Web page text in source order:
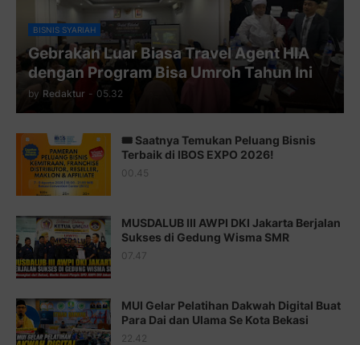
Juz 10 ⇨http://j.mp/2bHfyUH
Juz 11 ⇨http://j.mp/2bHf80y
Juz 13 ⇨http://j.mp/2bFTiKQ
Juz 14 ⇨http://j.mp/2b8SUTA
Juz 15 ⇨http://j.mp/2bFRQIM
Juz 17 ⇨http://j.mp/2brHsFz
Juz 18 ⇨http://j.mp/2b8SCfc
Juz 19 ⇨http://j.mp/2bFSq95
Juz 20 ⇨http://j.mp/2brI1zc
BISNIS SYARIAH
Gebrakan Luar Biasa Travel Agent HIA
dengan Program Bisa Umroh Tahun Ini
by Redaktur - 05.32
🎟️ Saatnya Temukan Peluang Bisnis
Terbaik di IBOS EXPO 2026!
00.45
MUSDALUB III AWPI DKI Jakarta Berjalan
Sukses di Gedung Wisma SMR
07.47
MUI Gelar Pelatihan Dakwah Digital Buat
Para Dai dan Ulama Se Kota Bekasi
22.42